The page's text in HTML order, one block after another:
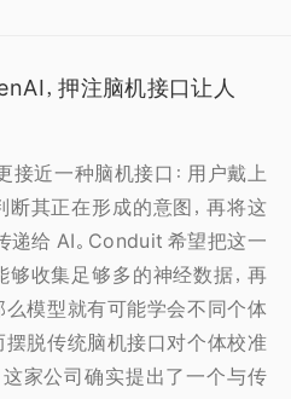
，押注脑机接口让人
近一种脑机接口：用户戴上
断其正在形成的意图，再将这
递给 AI。Conduit 希望把这一
够收集足够多的神经数据，再
么模型就有可能学会不同个体
摆脱传统脑机接口对个体校准
这家公司确实提出了一个与传